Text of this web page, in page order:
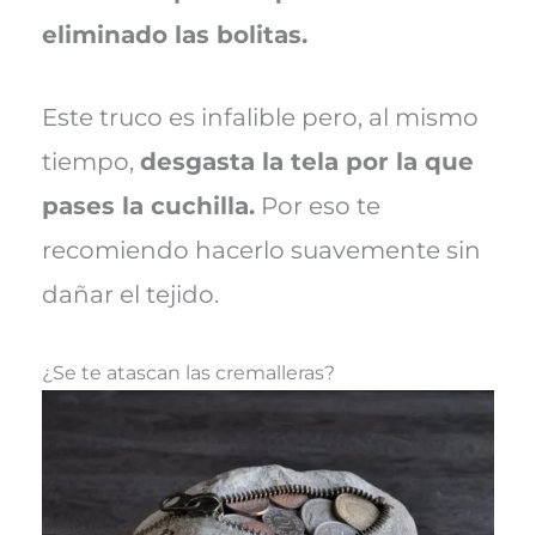
eliminado las bolitas.
Este truco es infalible pero, al mismo
tiempo, desgasta la tela por la que
pases la cuchilla.Por eso te
recomiendo hacerlo suavemente sin
dañar el tejido.
¿Se te atascan las cremalleras?